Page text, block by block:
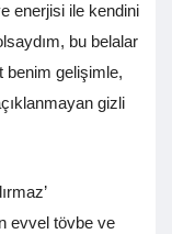
enerjisi ile kendini
bu belalar
benim gelişimle,
gizli
evvel tövbe ve